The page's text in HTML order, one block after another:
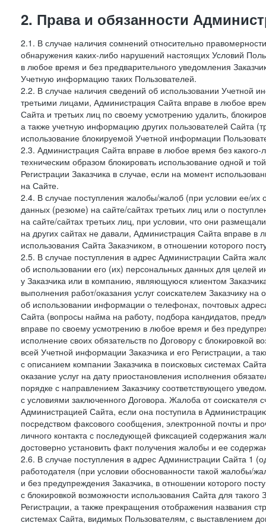
2. Права и обязанности
2.1. В случае наличия сомнений относительно
обнаружения каких-либо нарушений настоящих Условий
в любое время и без предварительного уведомления
Учетную информацию таких Пользователей.
2.2. В случае наличия сведений об использовании Учетной
третьими лицами, Администрация Сайта вправе в любое
Сайта и третьих лиц по своему усмотрению удалить,
а также учетную информацию других пользователей Сайта
использование блокируемой Учетной информации
2.3. Администрация Сайта вправе в любое время без
техническим образом блокировать использование одной и
Регистрации Заказчика в случае, если на момент
на Сайте.
2.4. В случае поступления жалобы/жалоб (при условии ее/их
данных (резюме) на сайте/сайтах третьих лиц или о
на сайте/сайтах третьих лиц, при условии, что они
на других сайтах не давали, Администрация Сайта вправе в
использования Сайта Заказчиком, в отношении которого
2.5. В случае поступления в адрес Администрации Сайта
об использовании его (их) персональных данных для целей
у Заказчика или в компанию, являющуюся клиентом
выполнения работ/оказания услуг соискателем Заказчику
об использовании информации о телефонах, почтовых
Сайта (вопросы найма на работу, подбора кандидатов,
вправе по своему усмотрению в любое время и без
исполнение своих обязательств по Договору с блокировкой
всей Учетной информации Заказчика и его Регистрации, а
с описанием компании Заказчика в поисковых системах
оказание услуг на дату приостановления исполнения
порядке с направлением Заказчику соответствующего
с условиями заключенного Договора. Жалоба от
Администрацией Сайта, если она поступила в
посредством факсового сообщения, электронной почты и
личного контакта с последующей фиксацией содержания
достоверно установить факт получения жалобы и ее
2.6. В случае поступления в адрес Администрации Сайта 1
работодателя (при условии обоснованности такой
и без предупреждения Заказчика, в отношении которого
с блокировкой возможности использования Сайта для
Регистрации, а также прекращения отображения названия
системах Сайта, видимых Пользователям, с выставлением